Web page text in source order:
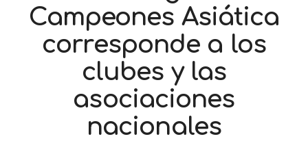
Campeones Asiática
corresponde a los
clubes y las
asociaciones
nacionales